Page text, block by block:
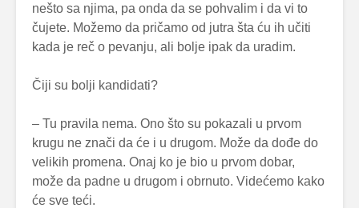
nešto sa njima, pa onda da se pohvalim i da vi to
čujete. Možemo da pričamo od jutra šta ću ih učiti
kada je reč o pevanju, ali bolje ipak da uradim.
Čiji su bolji kandidati?
– Tu pravila nema. Ono što su pokazali u prvom
krugu ne znači da će i u drugom. Može da dođe do
velikih promena. Onaj ko je bio u prvom dobar,
može da padne u drugom i obrnuto. Videćemo kako
će sve teći.